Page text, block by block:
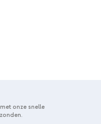
onze snelle